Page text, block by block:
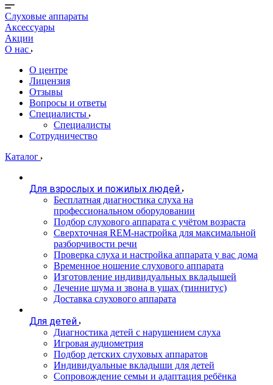
Слуховые аппараты
Аксессуары
Акции
О нас
О центре
Лицензия
Отзывы
Вопросы и ответы
Специалисты
Специалисты
Сотрудничество
Каталог
Для взрослых и пожилых людей
Бесплатная диагностика слуха на
профессиональном оборудовании
Подбор слухового аппарата с учётом возраста
Сверхточная REM-настройка для максимальной
разборчивости речи
Проверка слуха и настройка аппарата у вас дома
Временное ношение слухового аппарата
Изготовление индивидуальных вкладышей
Лечение шума и звона в ушах (тиннитус)
Доставка слухового аппарата
Для детей
Диагностика детей с нарушением слуха
Игровая аудиометрия
Подбор детских слуховых аппаратов
Индивидуальные вкладыши для детей
Сопровождение семьи и адаптация ребёнка